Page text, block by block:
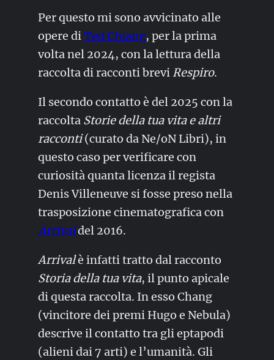
Per questo mi sono avvicinato alle
opere diTed Chiang, per la prima
volta nel 2024, con la lettura della
raccolta di racconti brevi Respiro.
Il secondo contatto è del 2025 con la
raccolta Storie della tua vita e altri
racconti(curato da Ne/oN Libri), in
questo caso per verificare con
curiosità quanta licenza il regista
Denis Villeneuve si fosse preso nella
trasposizione cinematografica con
Arrivaldel 2016.
Arrivalè infatti tratto dal racconto
Storia della tua vita, il punto apicale
di questa raccolta. In esso Chang
(vincitore dei premi Hugo e Nebula)
descrive il contatto tra gli eptapodi
(alieni dai 7 arti) e l’umanità. Gli